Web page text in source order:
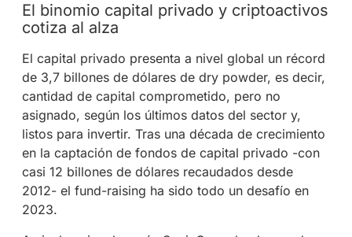
El binomio capital privado y criptoactivos
cotiza al alza
El capital privado presenta a nivel global un récord
de 3,7 billones de dólares de dry powder, es decir,
cantidad de capital comprometido, pero no
asignado, según los últimos datos del sector y,
listos para invertir. Tras una década de crecimiento
en la captación de fondos de capital privado -con
casi 12 billones de dólares recaudados desde
2012- el fund-raising ha sido todo un desafío en
2023.